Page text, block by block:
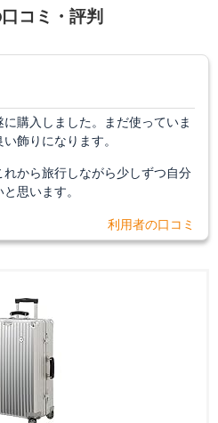
コミ・評判
購入しました。まだ使っていま
飾りになります。
れから旅行しながら少しずつ自分
思います。
利用者の口コミ